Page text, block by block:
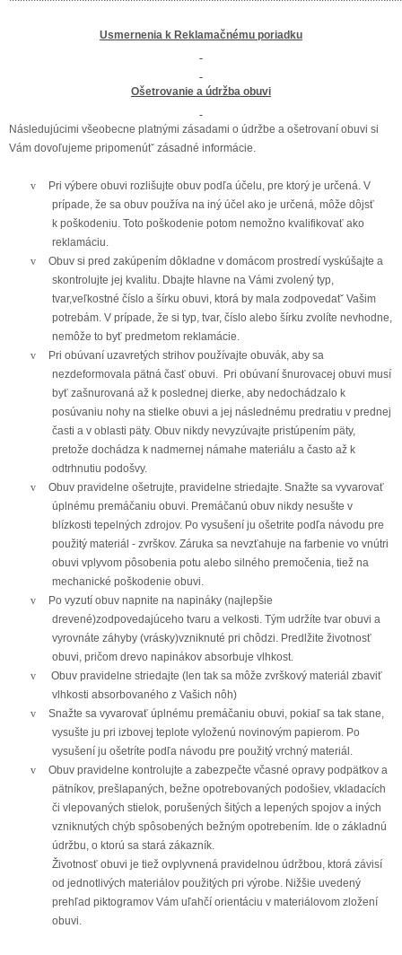
Usmernenia k Reklamačnému poriadku
Ošetrovanie a údržba obuvi
Následujúcimi všeobecne platnými zásadami o údržbe a ošetrovaní obuvi si
Vám dovoľujeme pripomenútˇ zásadné informácie.
v
Pri výbere obuvi rozlišujte obuv podľa účelu, pre ktorý je určená. V
prípade, že sa obuv používa na iný účel ako je určená, môže dôjsť
k poškodeniu. Toto poškodenie potom nemožno kvalifikovať ako
reklamáciu.
v
Obuv si pred zakúpením dôkladne v domácom prostredí vyskúšajte a
skontrolujte jej kvalitu. Dbajte hlavne na Vámi zvolený typ,
tvar,veľkostné číslo a šírku obuvi, ktorá by mala zodpovedatˇ Vašim
potrebám. V prípade, že si typ, tvar, číslo alebo šírku zvolíte nevhodne,
nemôže to byť predmetom reklamácie.
v
Pri obúvaní uzavretých strihov používajte obuvák, aby sa
nezdeformovala pätná časť obuvi. Pri obúvaní šnurovacej obuvi musí
byť zašnurovaná až k poslednej dierke, aby nedochádzalo k
posúvaniu nohy na stielke obuvi a jej následnému predratiu v prednej
časti a v oblasti päty. Obuv nikdy nevyzúvajte pristúpením päty,
pretože dochádza k nadmernej námahe materiálu a často až k
odtrhnutiu podošvy.
v
Obuv pravidelne ošetrujte, pravidelne striedajte. Snažte sa vyvarovať
úplnému premáčaniu obuvi. Premáčanú obuv nikdy nesušte v
blízkosti tepelných zdrojov. Po vysušení ju ošetrite podľa návodu pre
použitý materiál - zvrškov. Záruka sa nevzťahuje na farbenie vo vnútri
obuvi vplyvom pôsobenia potu alebo silného premočenia, tiež na
mechanické poškodenie obuvi.
v
Po vyzutí obuv napnite na napináky (najlepšie
drevené)zodpovedajúceho tvaru a velkosti. Tým udržíte tvar obuvi a
vyrovnáte záhyby (vrásky)vzniknuté pri chôdzi. Predlžite životnosť
obuvi, pričom drevo napinákov absorbuje vlhkost.
v
Obuv pravidelne striedajte (len tak sa môže zvrškový materiál zbaviť
vlhkosti absorbovaného z Vašich nôh)
v
Snažte sa vyvarovať úplnému premáčaniu obuvi, pokiaľ sa tak stane,
vysušte ju pri izbovej teplote vyloženú novinovým papierom. Po
vysušení ju ošetríte podľa návodu pre použitý vrchný materiál.
v
Obuv pravidelne kontrolujte a zabezpečte včasné opravy podpätkov a
pätníkov, prešlapaných, bežne opotrebovaných podošiev, vkladacích
či vlepovaných stielok, porušených šitých a lepených spojov a iných
vzniknutých chýb spôsobených bežným opotrebením. Ide o základnú
údržbu, o ktorú sa stará zákazník.
Životnosť obuvi je tiež ovplyvnená pravidelnou údržbou, ktorá závisí
od jednotlivých materiálov použitých pri výrobe. Nižšie uvedený
prehľad piktogramov Vám uľahčí orientáciu v materiálovom zložení
obuvi.